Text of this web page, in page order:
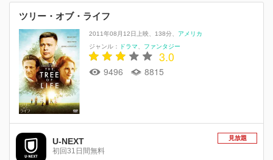
ツリー・オブ・ライフ
2011年08月12日上映 138分
アメリカ
ジャンル：
ドラマ ファンタジー
3.0
9496 8815
U-NEXT
初回31日間無料
見放題